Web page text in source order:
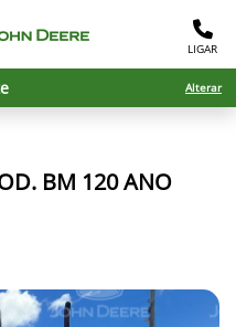
LIGAR
Alterar
BM 120 ANO